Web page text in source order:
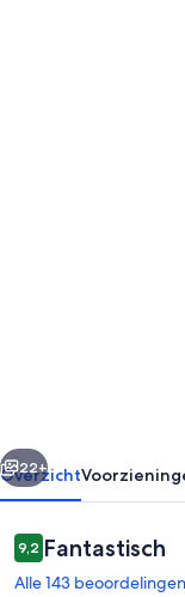
uitzicht
op
de
Mont-
Volgende
22+
Overzicht
Beoordelingen
9,29,2 op 10 –
Fantastisch
Alle 143